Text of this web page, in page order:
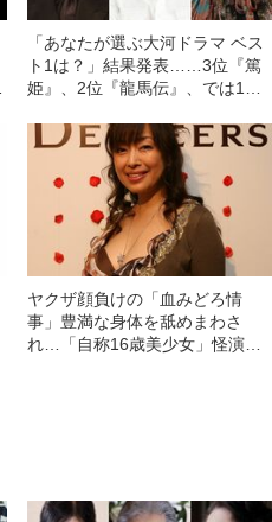
「あなたが選ぶ大河ドラマ ベス
ト1は？」結果発表……3位『篤
姫』、2位『龍馬伝』、では1位
ヤクザ顔負けの「血みどろ情
事」豊満な身体を舐めまわさ
れ…「自称16歳美少女」怪演